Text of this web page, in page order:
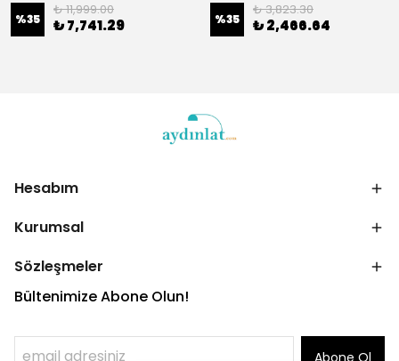
%35
₺ 11,999.00
₺ 7,741.29 %35
₺ 3,823.30
₺ 2,466.64
Hesabım
Kurumsal
Sözleşmeler
Bültenimize Abone Olun!
Abone Ol